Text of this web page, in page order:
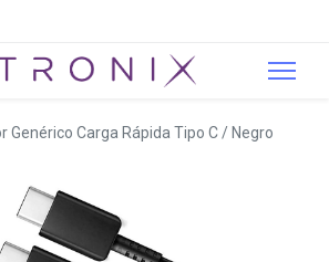
Genérico Carga Rápida Tipo C / Negro